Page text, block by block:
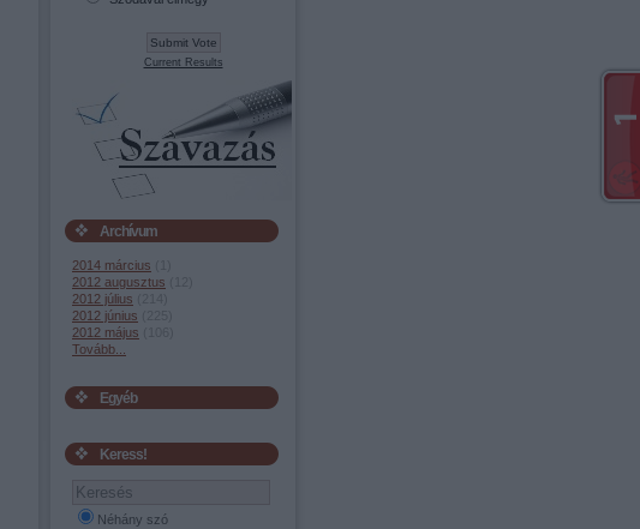
Current Results
Archívum
2014 március
2012 augusztus
2012 július
2012 június
2012 május
Tovább
Egyéb
Keress!
Néhány szó